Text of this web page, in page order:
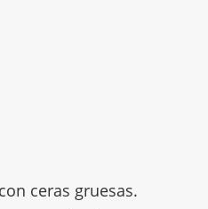
ceras gruesas.